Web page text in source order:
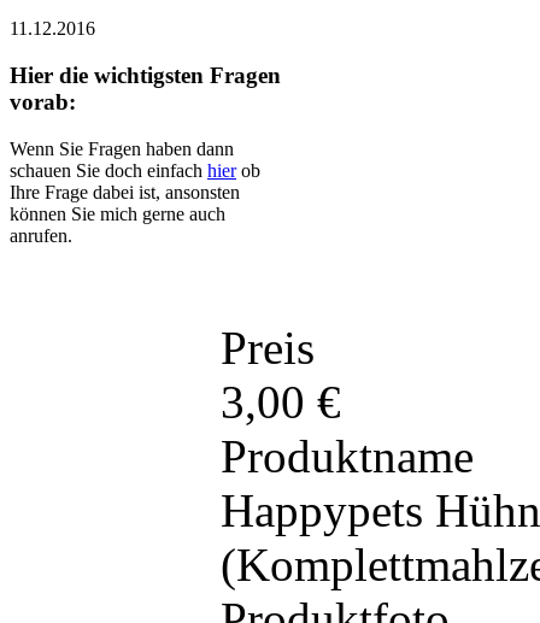
11.12.2016
Hier die wichtigsten Fragen
vorab:
Wenn Sie Fragen haben dann
schauen Sie doch einfach hierob
Ihre Frage dabei ist, ansonsten
können Sie mich gerne auch
anrufen.
Preis
3,00 €
Produktname
Happypets